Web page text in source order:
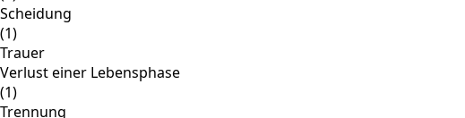
Scheidung
(1)
Trauer
Verlust einer Lebensphase
(1)
Trennung